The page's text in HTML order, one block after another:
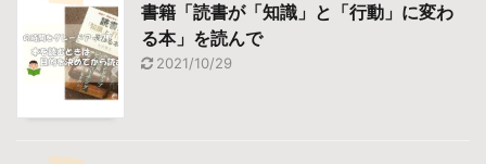
書籍「読書が「知識」と「行動」に変わ
る本」を読んで
2021/10/29